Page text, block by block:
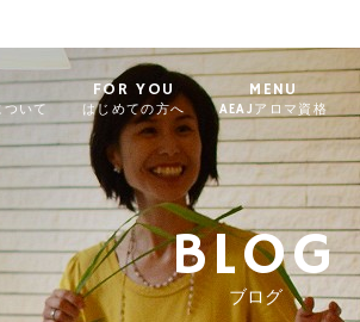
いて
FOR YOU
はじめての方へ
MENU
AEAJアロマ資格
BLOG
ブログ